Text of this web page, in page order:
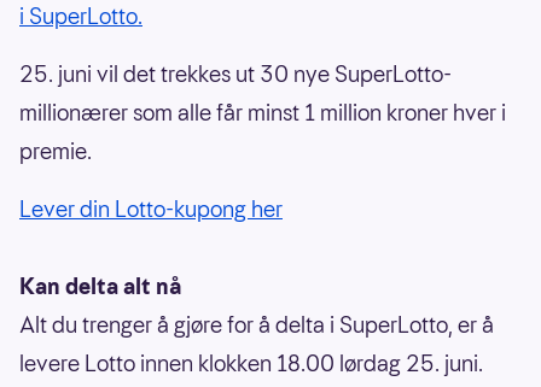
i SuperLotto.
25. juni vil det trekkes ut 30 nye SuperLotto-
millionærer som alle får minst 1 million kroner hver i
premie.
Lever din Lotto-kupong her
Kan delta alt nå
Alt du trenger å gjøre for å delta i SuperLotto, er å
levere Lotto innen klokken 18.00 lørdag 25. juni.